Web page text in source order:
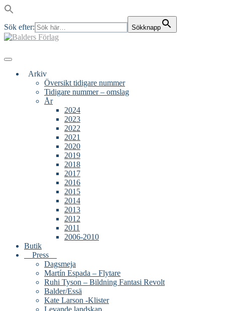
Sök efter: Sökknapp
Skip
Menu
Arkiv
Översikt tidigare nummer
Tidigare nummer – omslag
År
2024
2023
2022
2021
2020
2019
2018
2017
2016
2015
2014
2013
2012
2011
2006-2010
Butik
Press
Dagsmeja
Martín Espada – Flytare
Ruhi Tyson – Bildning Fantasi Revolt
Balder/Essä
Kate Larson -Klister